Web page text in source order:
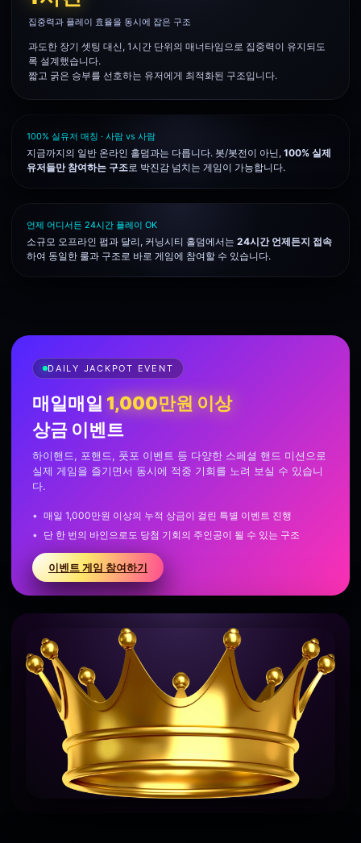
집중력과 플레이 효율을 동시에 잡은 구조
과도한 장기 셋팅 대신, 1시간 단위의 매너타임으로 집중력이 유지되도
록 설계했습니다.
짧고 굵은 승부를 선호하는 유저에게 최적화된 구조입니다.
100% 실유저 매칭 · 사람 vs 사람
지금까지의 일반 온라인 홀덤과는 다릅니다. 봇/봇전이 아닌, 100% 실제
유저들만 참여하는 구조로 박진감 넘치는 게임이 가능합니다.
언제 어디서든 24시간 플레이 OK
소규모 오프라인 펍과 달리, 커닝시티 홀덤에서는 24시간 언제든지 접속
하여 동일한 룰과 구조로 바로 게임에 참여할 수 있습니다.
DAILY JACKPOT EVENT
매일매일 1,000만원 이상
상금 이벤트
하이핸드, 포핸드, 풋포 이벤트 등 다양한 스페셜 핸드 미션으로
실제 게임을 즐기면서 동시에 적중 기회를 노려 보실 수 있습니
다.
매일 1,000만원 이상의 누적 상금이 걸린 특별 이벤트 진행
단 한 번의 바인으로도 당첨 기회의 주인공이 될 수 있는 구조
이벤트 게임 참여하기